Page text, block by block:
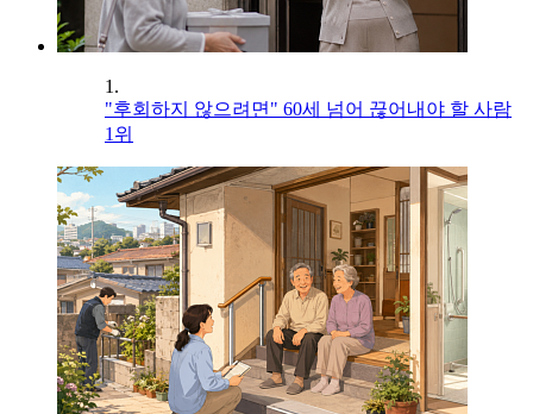
1.
"후회하지 않으려면" 60세 넘어 끊어내야 할 사람
1위